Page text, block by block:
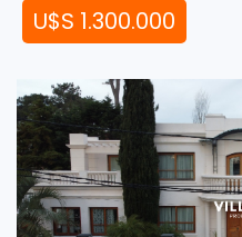
U$S 1.300.000